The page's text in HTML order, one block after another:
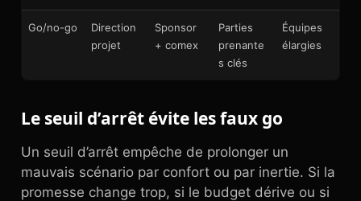
Go/no-go
Direction
projet
Sponsor
+ comex
Parties
prenante
s clés
Équipes
élargies
Le seuil d’arrêt évite les faux go
Un seuil d’arrêt empêche de prolonger un
mauvais scénario par confort ou par inertie. Si la
promesse change trop, si le budget dérive ou si